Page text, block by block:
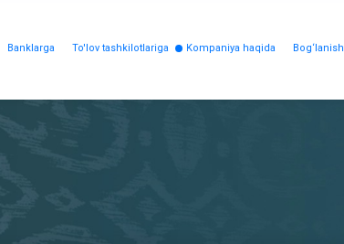
Banklarga To'lov tashkilotlariga Kompaniya haqida Bog‘lanish